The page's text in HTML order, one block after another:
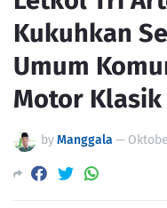
Kukuhkan
Umum
Motor
byManggala —